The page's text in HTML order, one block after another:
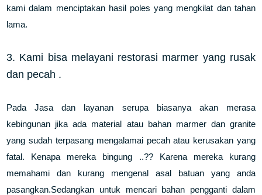
kami dalam menciptakan hasil poles yang mengkilat dan tahan
lama.
3. Kami bisa melayani restorasi marmer yang rusak
dan pecah .
Pada Jasa dan layanan serupa biasanya akan merasa
kebingunan jika ada material atau bahan marmer dan granite
yang sudah terpasang mengalamai pecah atau kerusakan yang
fatal. Kenapa mereka bingung ..?? Karena mereka kurang
memahami dan kurang mengenal asal batuan yang anda
pasangkan.Sedangkan untuk mencari bahan pengganti dalam